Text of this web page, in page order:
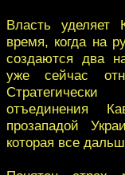
Власть уделяет
время, когда на
создаются два
уже сейчас
отъединения
прозападой
которая все